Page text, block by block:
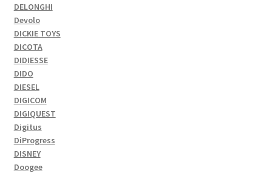
DELONGHI
Devolo
DICKIE TOYS
DICOTA
DIDIESSE
DIDO
DIESEL
DIGICOM
DIGIQUEST
Digitus
DiProgress
DISNEY
Doogee